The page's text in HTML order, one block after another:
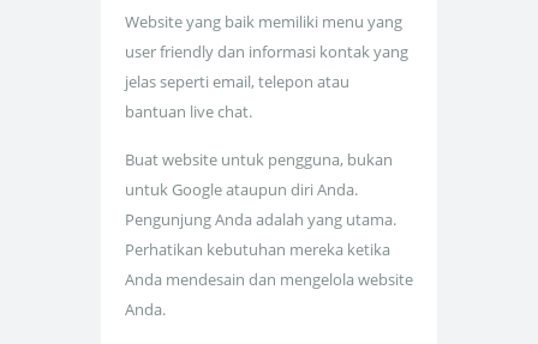
Website yang baik memiliki menu yang
user friendly dan informasi kontak yang
jelas seperti email, telepon atau
bantuan live chat.
Buat website untuk pengguna, bukan
untuk Google ataupun diri Anda.
Pengunjung Anda adalah yang utama.
Perhatikan kebutuhan mereka ketika
Anda mendesain dan mengelola website
Anda.